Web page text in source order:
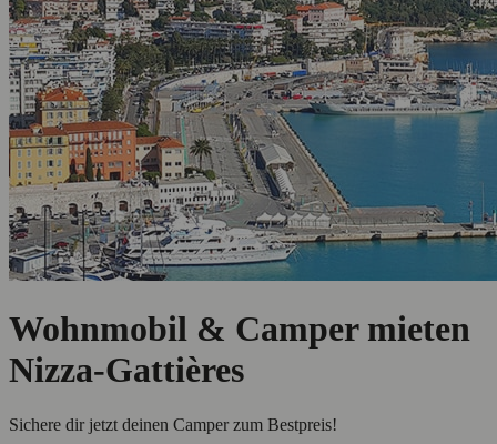
Wohnmobil & Camper mieten
Nizza-Gattières
Sichere dir jetzt deinen Camper zum Bestpreis!